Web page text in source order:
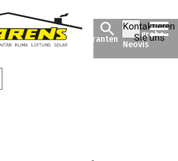
Kontaktieren
Sie uns
Unsere
Markenlieferanten
hansgrohe
Neovis